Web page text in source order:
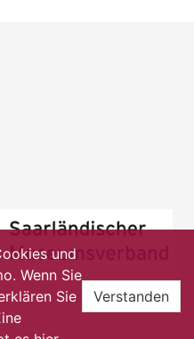
und
Wenn Sie
Sie
Verstanden